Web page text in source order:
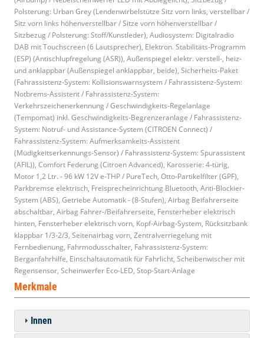
Polsterung: Urban Grey (Lendenwirbelstütze Sitz vorn links, verstellbar /
Sitz vorn links höhenverstellbar / Sitze vorn höhenverstellbar /
Sitzbezug / Polsterung: Stoff/Kunstleder), Audiosystem: Digitalradio
DAB mit Touchscreen (6 Lautsprecher), Elektron. Stabilitäts-Programm
(ESP) (Antischlupfregelung (ASR)), Außenspiegel elektr. verstell-, heiz-
und anklappbar (Außenspiegel anklappbar, beide), Sicherheits-Paket
(Fahrassistenz-System: Kollisionswarnsystem / Fahrassistenz-System:
Notbrems-Assistent / Fahrassistenz-System:
Verkehrszeichenerkennung / Geschwindigkeits-Regelanlage
(Tempomat) inkl. Geschwindigkeits-Begrenzeranlage / Fahrassistenz-
System: Notruf- und Assistance-System (CITROEN Connect) /
Fahrassistenz-System: Aufmerksamkeits-Assistent
(Müdigkeitserkennungs-Sensor) / Fahrassistenz-System: Spurassistent
(AFIL)), Comfort Federung (Citroen Advanced), Karosserie: 4-türig,
Motor 1,2 Ltr. - 96 kW 12V e-THP / PureTech, Otto-Partikelfilter (GPF),
Parkbremse elektrisch, Freisprecheinrichtung Bluetooth, Anti-Blockier-
System (ABS), Getriebe Automatik - (8-Stufen), Airbag Beifahrerseite
abschaltbar, Airbag Fahrer-/Beifahrerseite, Fensterheber elektrisch
hinten, Fensterheber elektrisch vorn, Kopf-Airbag-System, Rücksitzbank
klappbar 1/3-2/3, Seitenairbag vorn, Zentralverriegelung mit
Fernbedienung, Fahrmodusschalter, Fahrassistenz-System:
Berganfahrhilfe, Einschaltautomatik für Fahrlicht, Scheibenwischer mit
Regensensor, Scheinwerfer Eco-LED, Stop-Start-Anlage
Merkmale
Innen